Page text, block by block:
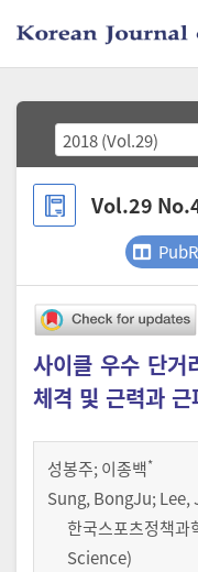
2018 (Vol.29)
Vol.29
사이클 우수 단거
체격 및 근력과
성봉주;이종백*
Sung, BongJu; Lee,
한국스포츠정
Science)